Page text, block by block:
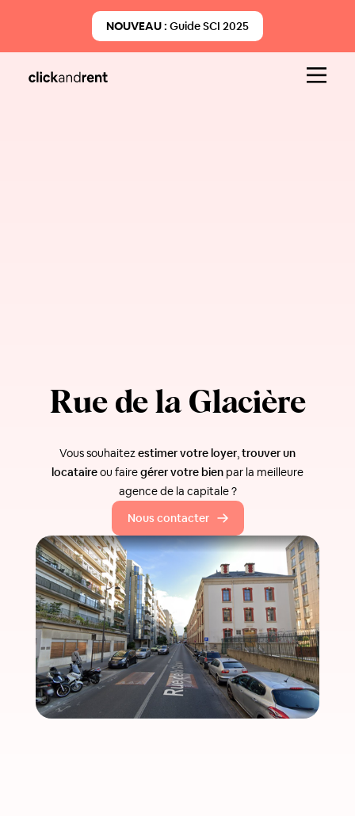
NOUVEAU : Guide SCI 2025
Rue de la Glacière
Vous souhaitezestimer votre loyer,trouver un
locataireou fairegérer votre bien par la meilleure
agence de la capitale ?
Nous contacter